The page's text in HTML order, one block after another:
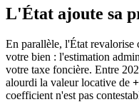
L'État ajoute sa
En parallèle, l'État revalorise
votre bien : l'estimation
votre taxe foncière. Entre
alourdi la valeur locative de
coefficient n'est pas